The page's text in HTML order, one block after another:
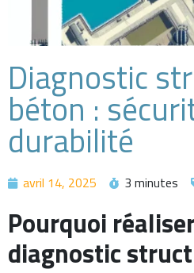
Diagnostic
béton :
durabilité
avril 14, 2025 3 minutes
Pourquoi
diagnostic